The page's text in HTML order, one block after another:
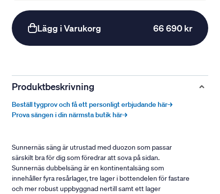
Lägg i Varukorg 66 690 kr
Produktbeskrivning
Beställ tygprov och få ett personligt erbjudande här→
Prova sängen i din närmsta butik här→
Sunnernäs säng är utrustad med duozon som passar
särskilt bra för dig som föredrar att sova på sidan.
Sunnernäs dubbelsäng är en kontinentalsäng som
innehåller fyra resårlager, tre lager i bottendelen för fastare
och mer robust uppbyggnad nertill samt ett lager